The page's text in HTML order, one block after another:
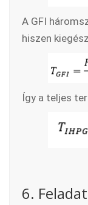
A GFI
hiszen
Így a teljes
6. Feladat